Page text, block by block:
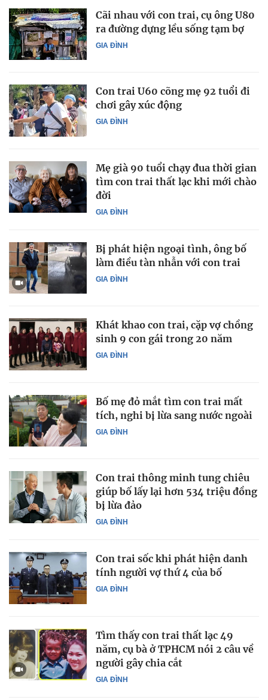
GIA ĐÌNH
Cãi nhau với con trai, cụ ông U80
ra đường dựng lều sống tạm bợ
GIA ĐÌNH
Con trai U60 cõng mẹ 92 tuổi đi
chơi gây xúc động
GIA ĐÌNH
Mẹ già 90 tuổi chạy đua thời gian
tìm con trai thất lạc khi mới chào
đời
GIA ĐÌNH
Bị phát hiện ngoại tình, ông bố
làm điều tàn nhẫn với con trai
GIA ĐÌNH
Khát khao con trai, cặp vợ chồng
sinh 9 con gái trong 20 năm
GIA ĐÌNH
Bố mẹ đỏ mắt tìm con trai mất
tích, nghi bị lừa sang nước ngoài
GIA ĐÌNH
Con trai thông minh tung chiêu
giúp bố lấy lại hơn 534 triệu đồng
bị lừa đảo
GIA ĐÌNH
Con trai sốc khi phát hiện danh
tính người vợ thứ 4 của bố
GIA ĐÌNH
Tìm thấy con trai thất lạc 49
năm, cụ bà ở TPHCM nói 2 câu về
người gây chia cắt